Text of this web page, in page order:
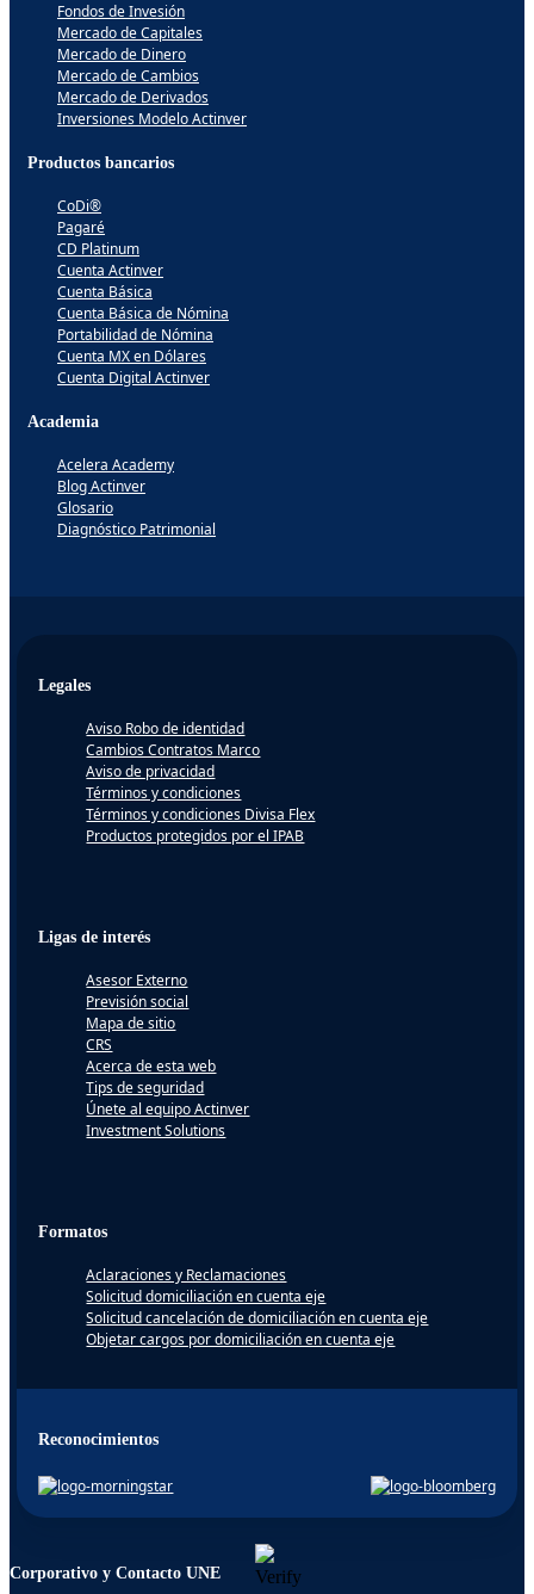
Fondos de Invesión
Mercado de Capitales
Mercado de Dinero
Mercado de Cambios
Mercado de Derivados
Inversiones Modelo Actinver
Productos bancarios
CoDi®
Pagaré
CD Platinum
Cuenta Actinver
Cuenta Básica
Cuenta Básica de Nómina
Portabilidad de Nómina
Cuenta MX en Dólares
Cuenta Digital Actinver
Academia
Acelera Academy
Blog Actinver
Glosario
Diagnóstico Patrimonial
Legales
Aviso Robo de identidad
Cambios Contratos Marco
Aviso de privacidad
Términos y condiciones
Términos y condiciones Divisa Flex
Productos protegidos por el IPAB
Ligas de interés
Asesor Externo
Previsión social
Mapa de sitio
CRS
Acerca de esta web
Tips de seguridad
Únete al equipo Actinver
Investment Solutions
Formatos
Aclaraciones y Reclamaciones
Solicitud domiciliación en cuenta eje
Solicitud cancelación de domiciliación en cuenta eje
Objetar cargos por domiciliación en cuenta eje
Reconocimientos
Corporativo y Contacto UNE